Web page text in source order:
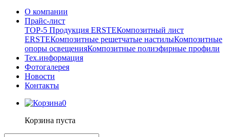
О компании
Прайс-лист
TOP-5 Продукция ERSTEКомпозитный лист
ERSTEКомпозитные решетчатые настилыКомпозитные
опоры освещенияКомпозитные полиэфирные профили
Тех.информация
Фотогалерея
Новости
Контакты
0
Корзина пуста